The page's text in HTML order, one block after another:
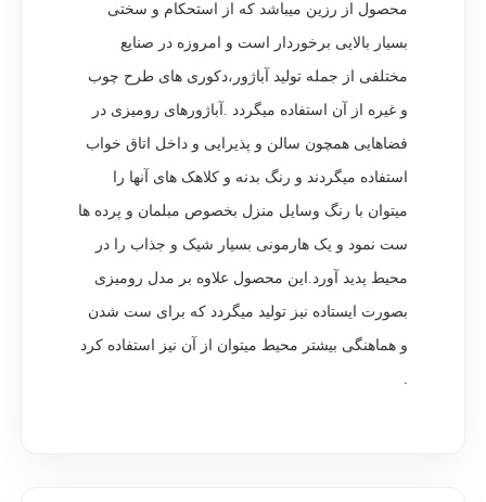
محصول از رزین میباشد که از استحکام و سختی
بسیار بالایی برخوردار است و امروزه در صنایع
مختلفی از جمله تولید آباژور،دکوری های طرح چوب
و غیره از آن استفاده میگردد .آباژورهای رومیزی در
فضاهایی همچون سالن و پذیرایی و داخل اتاق خواب
استفاده میگردند و رنگ بدنه و کلاهک های آنها را
میتوان با رنگ وسایل منزل بخصوص مبلمان و پرده ها
ست نمود و یک هارمونی بسیار شیک و جذاب را در
محیط پدید آورد.این محصول علاوه بر مدل رومیزی
بصورت ایستاده نیز تولید میگردد که برای ست شدن
و هماهنگی بیشتر محیط میتوان از آن نیز استفاده کرد
.